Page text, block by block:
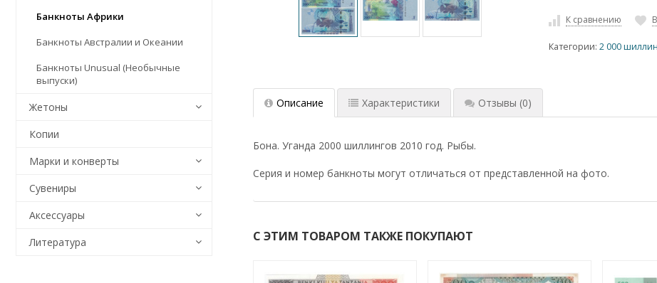
К сравнению
Категории:2 000
Описание Характеристики Отзывы (0)
Бона. Уганда 2000 шиллингов 2010 год. Рыбы.
Серия и номер банкноты могут отличаться от представленной на фото.
С ЭТИМ ТОВАРОМ ТАКЖЕ ПОКУПАЮТ
Банкноты Африки
Банкноты Австралии и Океании
Банкноты Unusual (Необычные
выпуски)
Жетоны
Копии
Марки и конверты
Сувениры
Аксессуары
Литература